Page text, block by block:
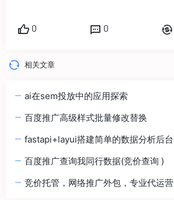
0 0
相关文章
ai在sem投放中的应用探索
百度推广高级样式批量修改替换
fastapi+layui搭建简单的数据分析后台
百度推广查询我同行数据(竞价查询 )
竞价托管，网络推广外包，专业代运营